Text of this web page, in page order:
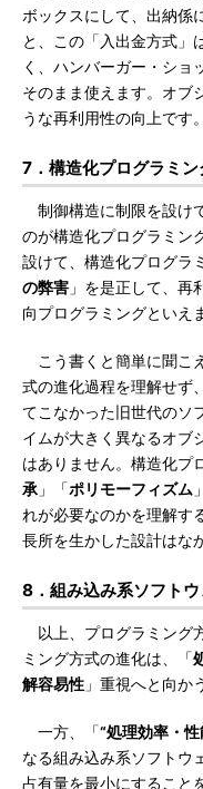
ボックスにして、出納係
と、この「入出金方式」
く、ハンバーガー・ショ
そのまま使えます。オブ
うな再利用性の向上です。
7．構造化プログラミ
制御構造に制限を設け
のが構造化プログラミン
設けて、構造化プログラ
の弊害 」を是正して、再
向プログラミングといえ
こう書くと簡単に聞こ
式の進化過程を理解せず
てこなかった旧世代のソ
イムが大きく異なるオブ
はありません。構造化プ
承 」「ポリモーフィズム
れが必要なのかを理解す
長所を生かした設計はな
8．組み込み系ソフト
以上、プログラミング
ミング方式の進化は、「
解容易性 」重視へと向か
一方、「“処理効率・
なる組み込み系ソフトウ
占有量を最小にすること